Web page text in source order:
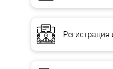
вид работы.
Возможность расторжения
договора до окончания срока